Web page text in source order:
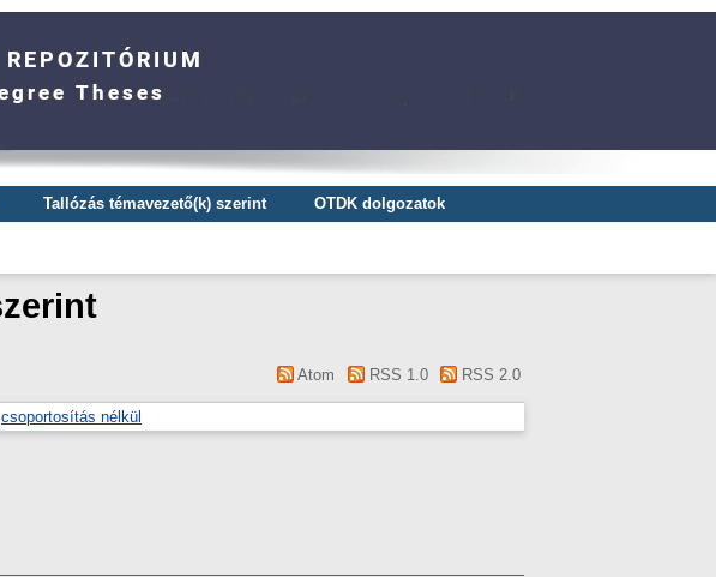
Tallózás témavezető(k) szerint
OTDK dolgozatok
Atom RSS 1.0 RSS 2.0
csoportosítás nélkül